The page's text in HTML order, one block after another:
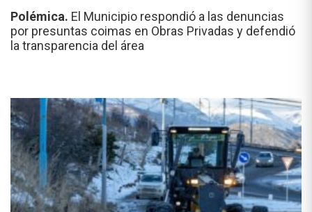
Polémica. El Municipio respondió a las denuncias
por presuntas coimas en Obras Privadas y defendió
la transparencia del área